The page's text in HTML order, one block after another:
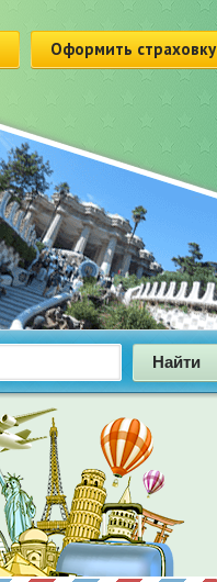
Оформить страховку
Найти